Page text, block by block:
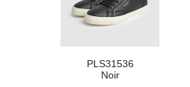
PLS31536
Noir